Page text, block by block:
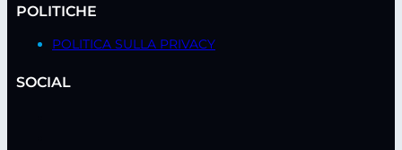
POLITICHE
POLITICA SULLA PRIVACY
SOCIAL